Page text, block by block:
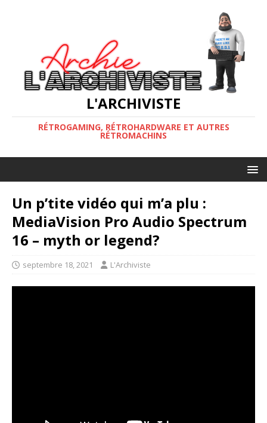
L'ARCHIVISTE
RÉTROGAMING, RÉTROHARDWARE ET AUTRES
RÉTROMACHINS
Un p’tite vidéo qui m’a plu :
MediaVision Pro Audio Spectrum
16 – myth or legend?
septembre 18, 2021 L'Archiviste